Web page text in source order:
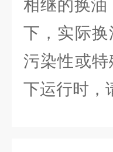
相继的换
下，实际
污染性或
下运行时，